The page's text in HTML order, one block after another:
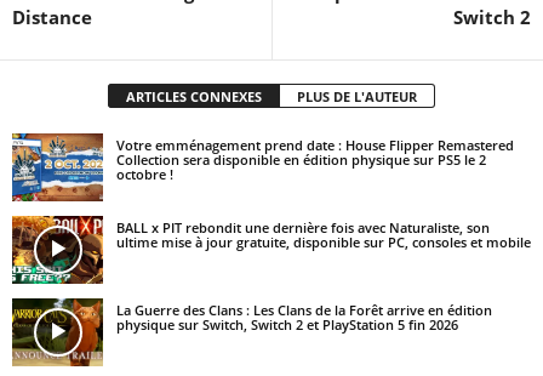
Distance
Switch 2
ARTICLES CONNEXES PLUS DE L'AUTEUR
Votre emménagement prend date : House Flipper Remastered
Collection sera disponible en édition physique sur PS5 le 2
octobre !
BALL x PIT rebondit une dernière fois avec Naturaliste, son
ultime mise à jour gratuite, disponible sur PC, consoles et mobile
La Guerre des Clans : Les Clans de la Forêt arrive en édition
physique sur Switch, Switch 2 et PlayStation 5 fin 2026